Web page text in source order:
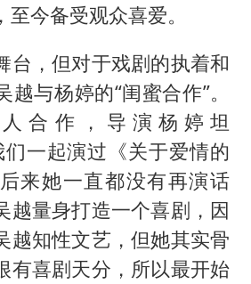
今备受观众喜爱。
台，但对于戏剧的执着和
与杨婷的“闺蜜合作”。
合作，导演杨婷坦
们一起演过《关于爱情的
来她一直都没有再演话
越量身打造一个喜剧，因
越知性文艺，但她其实骨
有喜剧天分，所以最开始